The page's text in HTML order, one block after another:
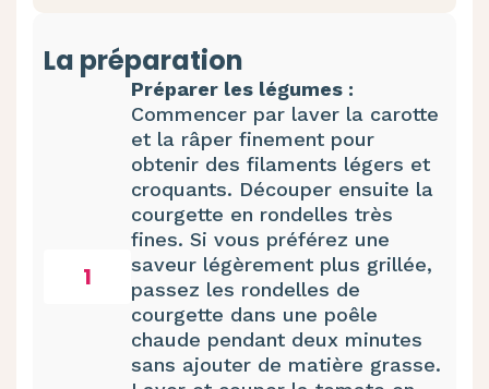
La préparation
1
Préparer les légumes :
Commencer par laver la carotte
et la râper finement pour
obtenir des filaments légers et
croquants. Découper ensuite la
courgette en rondelles très
fines. Si vous préférez une
saveur légèrement plus grillée,
passez les rondelles de
courgette dans une poêle
chaude pendant deux minutes
sans ajouter de matière grasse.